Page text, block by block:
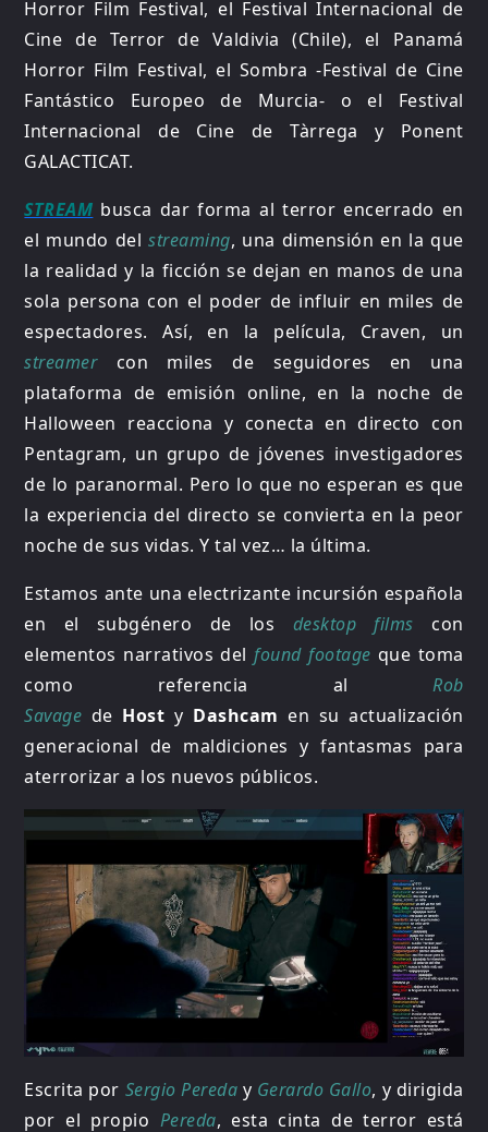
Horror Film Festival, el Festival Internacional de
Cine de Terror de Valdivia (Chile), el Panamá
Horror Film Festival, el Sombra -Festival de Cine
Fantástico Europeo de Murcia- o el Festival
Internacional de Cine de Tàrrega y Ponent
GALACTICAT.
STREAM busca dar forma al terror encerrado en
el mundo delstreaming, una dimensión en la que
la realidad y la ficción se dejan en manos de una
sola persona con el poder de influir en miles de
espectadores. Así, en la película, Craven, un
streamercon miles de seguidores en una
plataforma de emisión online, en la noche de
Halloween reacciona y conecta en directo con
Pentagram, un grupo de jóvenes investigadores
de lo paranormal. Pero lo que no esperan es que
la experiencia del directo se convierta en la peor
noche de sus vidas. Y tal vez… la última.
Estamos ante una electrizante incursión española
en el subgénero de los desktop films con
elementos narrativos delfound footage que toma
como referencia alRob
Savage de Host y Dashcam en su actualización
generacional de maldiciones y fantasmas para
aterrorizar a los nuevos públicos.
Escrita por Sergio Pereda y Gerardo Gallo, y dirigida
por el propio Pereda, esta cinta de terror está